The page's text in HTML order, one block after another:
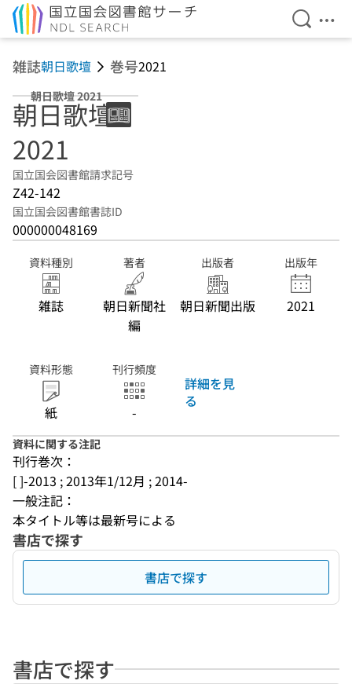
検索を
メ
雑誌朝日歌壇 巻号2021
朝日歌壇 2021
朝日歌壇
2021
国立国会図書館請求記号
Z42-142
国立国会図書館書誌ID
000000048169
資料種別
雑誌
著者
朝日新聞社
編
出版者
朝日新聞出版
出版年
2021
資料形態
紙
刊行頻度
-
詳細を見
る
資料に関する注記
刊行巻次：
[ ]-2013 ; 2013年1/12月 ; 2014-
一般注記：
本タイトル等は最新号による
書店で探す
書店で探す
書店で探す